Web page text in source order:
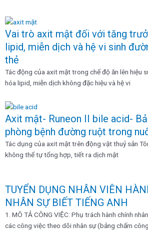
to
content
Vai trò axit mật đối với tăng
lipid, miễn dịch và hệ vi sinh
thẻ
Tác động của axit mật trong chế độ ăn lên hiệu
hóa lipid, miễn dịch không đặc hiệu và hệ vi
Axit mật- Runeon II bile acid-
phòng bệnh đường ruột trong
Tác dụng của axit mật trên động vật thuỷ sản
không thể tự tổng hợp, tiết ra dịch mật
TUYỂN DỤNG NHÂN VIÊN
NHÂN SỰ BIẾT TIẾNG ANH
1. MÔ TẢ CÔNG VIỆC: Phụ trách hành chính
các công việc theo dõi nhân sự (bảng chấm